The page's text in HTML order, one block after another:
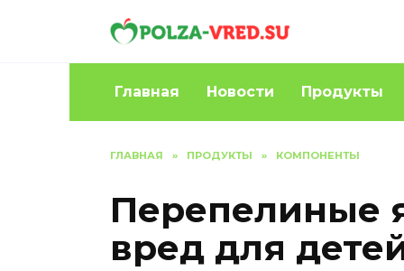
Главная Новости Продукты
ГЛАВНАЯ » ПРОДУКТЫ » КОМПОНЕНТЫ
Перепелиные
вред для